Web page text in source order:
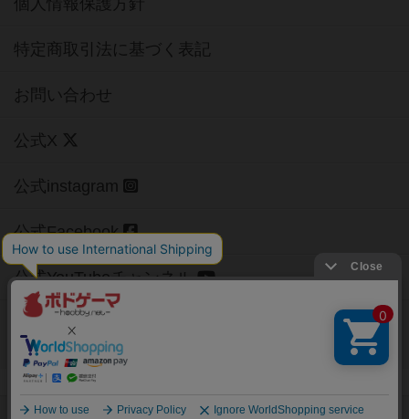
個人情報保護方針
特定商取引法に基づく表記
お問い合わせ
公式X
公式instagram
公式Facebook
公式YouTubeチャンネル